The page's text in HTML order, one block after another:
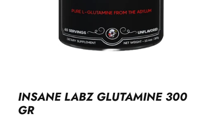
INSANE LABZ GLUTAMINE 300
GR